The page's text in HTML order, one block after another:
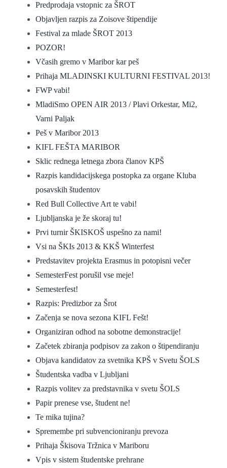
Predprodaja vstopnic za ŠROT
Objavljen razpis za Zoisove štipendije
Festival za mlade ŠROT 2013
POZOR!
Včasih gremo v Maribor kar peš
Prihaja MLADINSKI KULTURNI FESTIVAL 2013!
FWP vabi!
MladiSmo OPEN AIR 2013 / Plavi Orkestar, Mi2,
Varni Paljak
Peš v Maribor 2013
KIFL FEŠTA MARIBOR
Sklic rednega letnega zbora članov KPŠ
Razpis kandidacijskega postopka za organe Kluba
posavskih študentov
Red Bull Collective Art te vabi!
Ljubljanska je že skoraj tu!
Prvi turnir ŠKISKOŠ uspešno za nami!
Vsi na ŠKIs 2013 & KKŠ Winterfest
Predstavitev projekta Erasmus in potopisni večer
SemesterFest porušil vse meje!
Semesterfest!
Razpis: Predizbor za Šrot
Začenja se nova sezona KIFL Fešt!
Organiziran odhod na sobotne demonstracije!
Začetek zbiranja podpisov za zakon o štipendiranju
Objava kandidatov za svetnika KPŠ v Svetu ŠOLS
Študentska vadba v Ljubljani
Razpis volitev za predstavnika v svetu ŠOLS
Papir prenese vse, študent ne!
Te mika tujina?
Spremembe pri subvencioniranju prevoza
Prihaja Škisova Tržnica v Mariboru
Vpis v sistem študentske prehrane